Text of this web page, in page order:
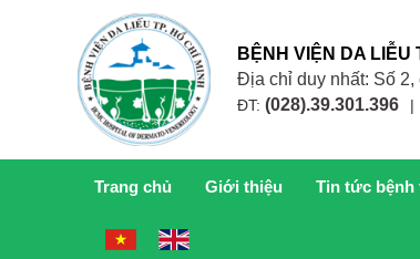
BỆNH VIỆN DA LIỄU
Địa chỉ duy nhất: Số
ĐT: (028).39.301.396 |
Trang chủ Giới thiệu Tin tức bệnh